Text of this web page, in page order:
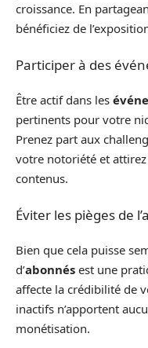
croissance. En
bénéficiez de
Participer à des
Être actif dans les
pertinents pour votre
Prenez part aux
votre notoriété et
contenus.
Éviter les pièges de
Bien que cela puisse
d’abonnés est une
affecte la crédibilité de
inactifs n’apportent
monétisation.